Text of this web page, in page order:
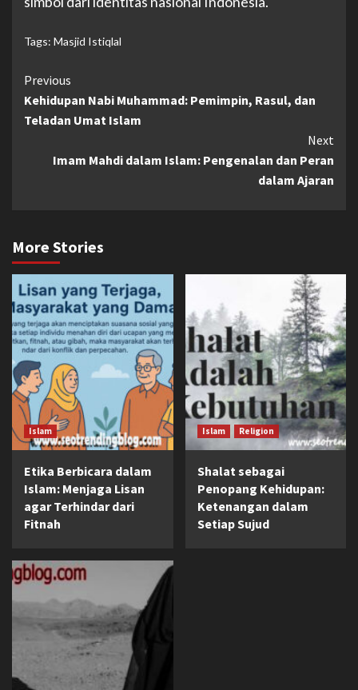
Tags: Masjid Istiqlal
Continue
Reading
Previous
Kehidupan Nabi Muhammad: Pemimpin, Rasul, dan
Teladan Umat Islam
Next
Imam Mahdi dalam Islam: Pengenalan dan Peran
dalam Ajaran
More Stories
Islam
Etika Berbicara dalam
Islam: Menjaga Lisan
agar Terhindar dari
Fitnah
Islam Religion
Shalat sebagai
Penopang Kehidupan:
Ketenangan dalam
Setiap Sujud